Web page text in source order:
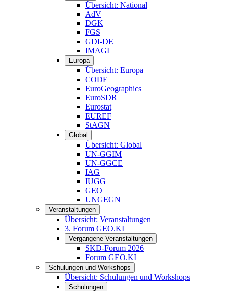
Übersicht: National
AdV
DGK
FGS
GDI-DE
IMAGI
Europa
Übersicht: Europa
CODE
EuroGeographics
EuroSDR
Eurostat
EUREF
StAGN
Global
Übersicht: Global
UN-GGIM
UN-GGCE
IAG
IUGG
GEO
UNGEGN
Veranstaltungen
Übersicht: Veranstaltungen
3. Forum GEO.KI
Vergangene Veranstaltungen
SKD-Forum 2026
Forum GEO.KI
Schulungen und Workshops
Übersicht: Schulungen und Workshops
Schulungen